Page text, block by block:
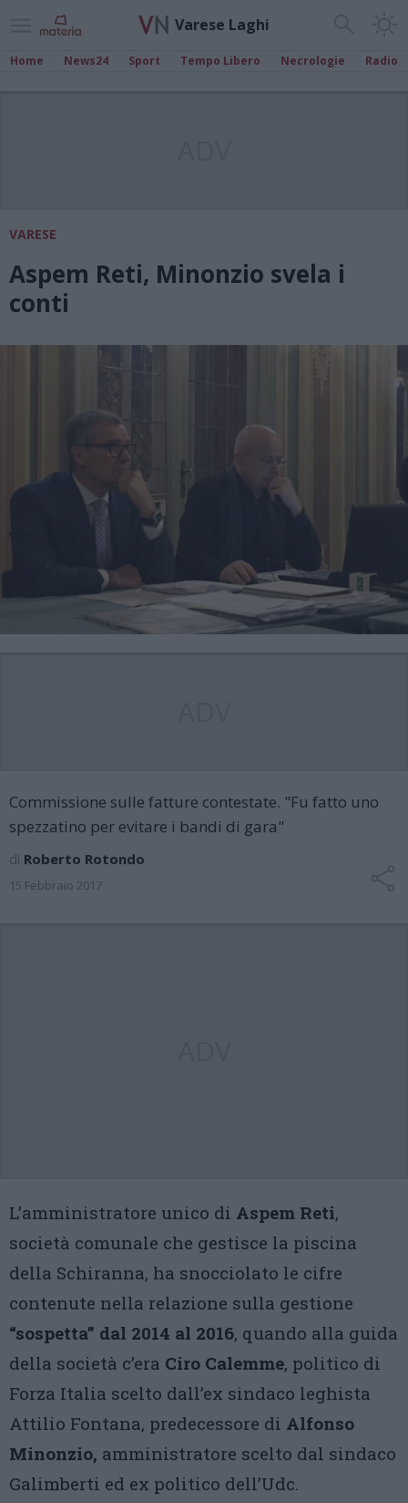
Varese Laghi
Home News24 Sport Tempo Libero Necrologie Radio
VARESE
Aspem Reti, Minonzio svela i
conti
Commissione sulle fatture contestate. "Fu fatto uno
spezzatino per evitare i bandi di gara"
di Roberto Rotondo
15 Febbraio 2017
L’amministratore unico di Aspem Reti,
società comunale che gestisce la piscina
della Schiranna, ha snocciolato le cifre
contenute nella relazione sulla gestione
“sospetta” dal 2014 al 2016, quando alla guida
della società c’era Ciro Calemme, politico di
Forza Italia scelto dall’ex sindaco leghista
Attilio Fontana, predecessore di Alfonso
Minonzio, amministratore scelto dal sindaco
Galimberti ed ex politico dell’Udc.